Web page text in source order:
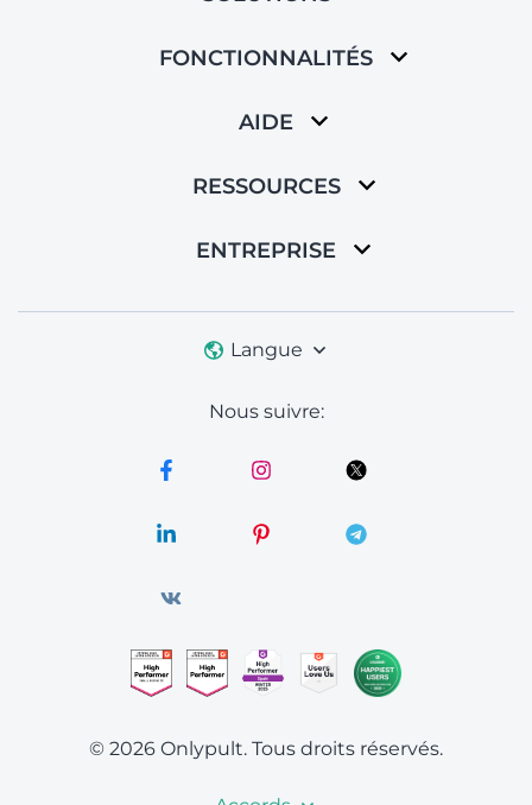
FONCTIONNALITÉS
AIDE
RESSOURCES
ENTREPRISE
Langue
Nous suivre:
© 2026 Onlypult. Tous droits réservés.